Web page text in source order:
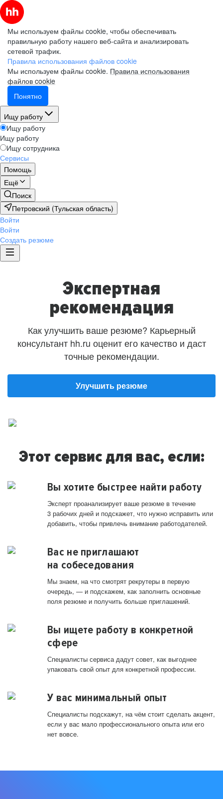
Мы используем файлы cookie, чтобы обеспечивать
правильную работу нашего веб-сайта и анализировать
сетевой трафик.
Правила использования файлов cookie
Мы используем файлы cookie. Правила использования
файлов cookie
Понятно
Ищу работу
Ищу работу
Ищу работу
Ищу сотрудника
Сервисы
Помощь
Ещё
Поиск
Петровский (Тульская область)
Войти
Войти
Создать резюме
Экспертная
рекомендация
Как улучшить ваше резюме? Карьерный
консультант hh.ru оценит его качество и даст
точные рекомендации.
Улучшить резюме
Этот сервис для вас, если:
Вы хотите быстрее найти работу
Эксперт проанализирует ваше резюме в течение
3 рабочих дней и подскажет, что нужно исправить или
добавить, чтобы привлечь внимание работодателей.
Вас не приглашают
на собеседования
Мы знаем, на что смотрят рекрутеры в первую
очередь, — и подскажем, как заполнить основные
поля резюме и получить больше приглашений.
Вы ищете работу в конкретной
сфере
Специалисты сервиса дадут совет, как выгоднее
упаковать свой опыт для конкретной профессии.
У вас минимальный опыт
Специалисты подскажут, на чём стоит сделать акцент,
если у вас мало профессионального опыта или его
нет вовсе.